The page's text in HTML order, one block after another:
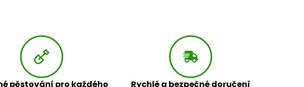
pěstování pro každého
Rychlé a bezpečné doručení